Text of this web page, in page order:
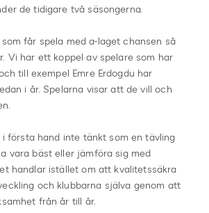
de tidigare två säsongerna.
får spela med a-laget chansen så
Vi har ett koppel av spelare som har
till exempel Emre Erdogdu har
i år. Spelarna visar att de vill och
första hand inte tänkt som en tävling
vara bäst eller jämföra sig med
handlar istället om att kvalitetssäkra
och klubbarna själva genom att
från år till år.